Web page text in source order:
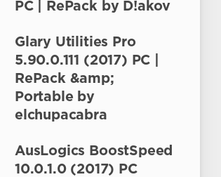
PC | RePack by D!akov
Glary Utilities Pro
5.90.0.111 (2017) РС |
RePack &amp;
Portable by
elchupacabra
AusLogics BoostSpeed
10.0.1.0 (2017) РС